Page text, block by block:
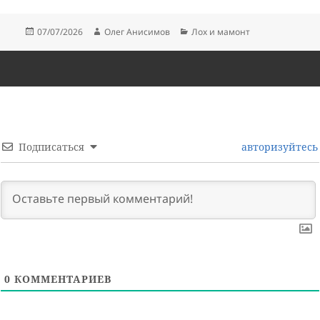
Опубликовано
07/07/2026 Автор
Олег Анисимов Рубрики
Лох и мамонт
Подписаться авторизуйтесь
0 КОММЕНТАРИЕВ